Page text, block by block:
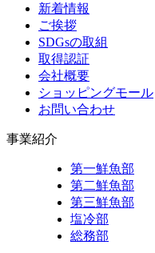
新着情報
ご挨拶
SDGsの取組
取得認証
会社概要
ショッピングモール
お問い合わせ
事業紹介
第一鮮魚部
第二鮮魚部
第三鮮魚部
塩冷部
総務部